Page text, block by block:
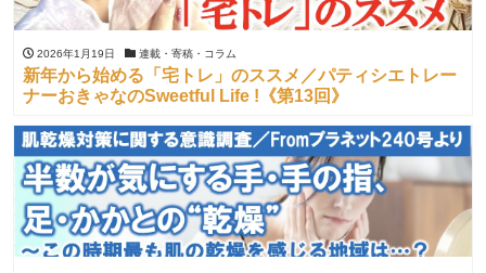
2026年1月19日 連載・寄稿・コラム
新年から始める「宅トレ」のススメ／パティシエトレー
ナーおきゃなのSweetful Life !《第13回》